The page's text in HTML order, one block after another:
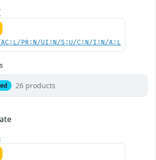
AC:L/PR:N/UI:N/S:U/C:N/I:N/A:L
26 products